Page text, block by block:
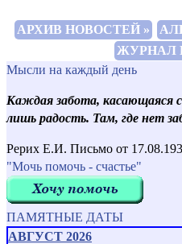
АРХИВ НОВОСТЕЙ »
ЖУРНАЛ
Мысли на каждый день
Каждая забота, касающаяся
лишь радость. Там, где нет
Рерих Е.И. Письмо от
"Мочь помочь - счастье"
ПАМЯТНЫЕ ДАТЫ
АВГУСТ 2026